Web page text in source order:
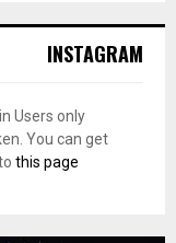
INSTAGRAM
Users only:
You can get
this page